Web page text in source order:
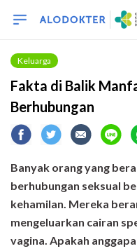
Keluarga
Fakta di Balik
Berhubungan
Banyak orang yang
berhubungan seksual
kehamilan. Mereka
mengeluarkan cairan
vagina. Apakah